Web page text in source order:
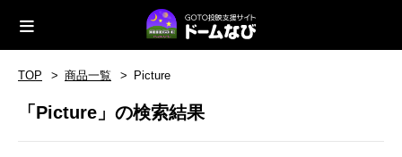
TOP 商品一覧 Picture
「Picture」の検索結果